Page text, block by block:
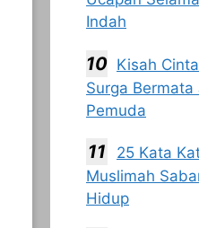
Indah
Kisah
Surga Bermata
Pemuda
25 Kata
Muslimah
Hidup